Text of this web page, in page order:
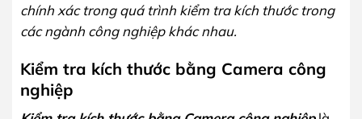
chính xác trong quá trình kiểm tra kích thước trong
các ngành công nghiệp khác nhau.
Kiểm tra kích thước bằng Camera công
nghiệp